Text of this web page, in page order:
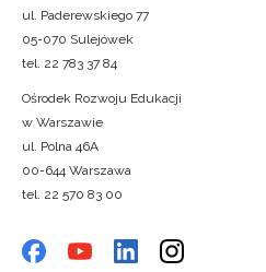
ul. Paderewskiego 77
05-070 Sulejówek
tel. 22 783 37 84
Ośrodek Rozwoju Edukacji
w Warszawie
ul. Polna 46A
00-644 Warszawa
tel. 22 570 83 00